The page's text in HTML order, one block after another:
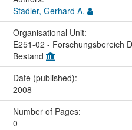
Stadler, Gerhard A.
Organisational Unit:
E251-02 - Forschungsbereich
Bestand
Date (published):
2008
Number of Pages:
0